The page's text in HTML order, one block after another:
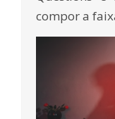
compor a